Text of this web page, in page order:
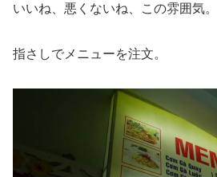
いいね、悪くないね、この雰囲気。
指さしでメニューを注文。